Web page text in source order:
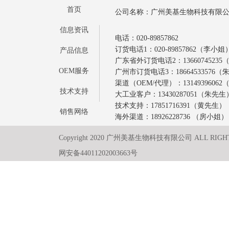
首页
信息资讯
产品信息
OEM服务
技术支持
销售网络
公司名称：广州美基生物科技有限
电话：020-89857862
订货电话1：020-89857862（李小姐
广东省外订货电话2：13660745235
广州市订货电话3：18664533576（
渠道（OEM/代理）：13149396062
大工业客户：13430287051（朱先生
技术支持：17851716391（黄先生）
海外渠道：18926228736 （房小姐）
Copyright 2020 广州美基生物科技有限公司 ALL
网安备44011202003663号